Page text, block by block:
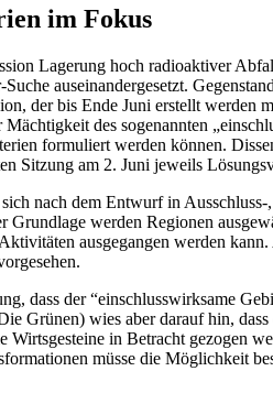
im Fokus
Lagerung hoch radioaktiver
auseinandergesetzt.
der bis Ende Juni erstellt
des sogenannten
formuliert werden können.
Sitzung am 2. Juni jeweils
nach dem Entwurf in
werden Regionen
ausgegangen werden
dass der “einschlusswirksame
Grünen) wies aber darauf hin,
in Betracht gezogen
müsse die Möglichkeit